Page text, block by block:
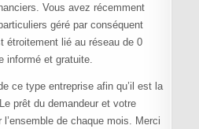
Vous avez récemment
géré par conséquent
étroitement lié au réseau de 0
informé et gratuite.
ce type entreprise afin qu’il est la
prêt du demandeur et votre
de chaque mois. Merci